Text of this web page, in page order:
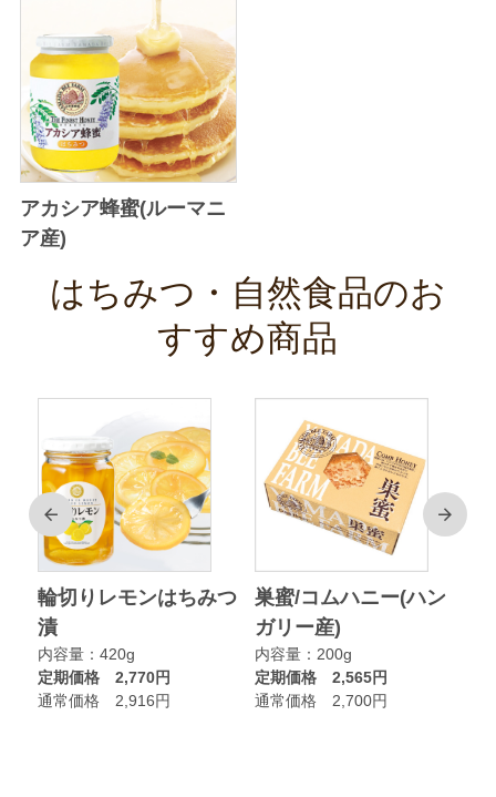
アカシア蜂蜜(ルーマニ
ア産)
はちみつ・自然食品のお
すすめ商品
前
輪切りレモンはちみつ
漬
内容量：420g
定期価格 2,770円
通常価格 2,916円
巣蜜/コムハニー(ハン
ガリー産)
内容量：200g
定期価格 2,565円
通常価格 2,700円
次